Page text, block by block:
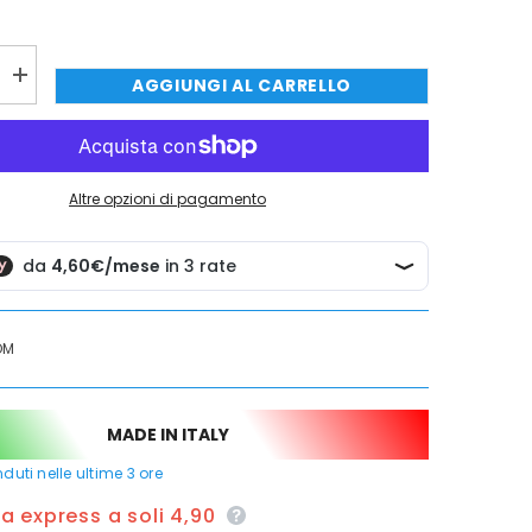
ORA
ORA
ORA
ORA
Aumenta
quantità
per
ad
ombrello,
universale
da
alta
25
AGGIUNGI AL CARRELLO
Altre opzioni di pagamento
MADE IN ITALY
nelle ultime 3 ore
express a soli 4,90